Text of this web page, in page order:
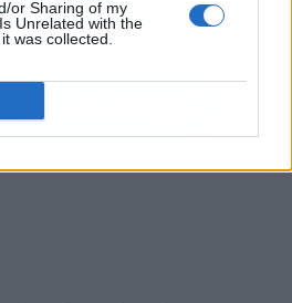
or Sharing of my
Unrelated with the
was collected.